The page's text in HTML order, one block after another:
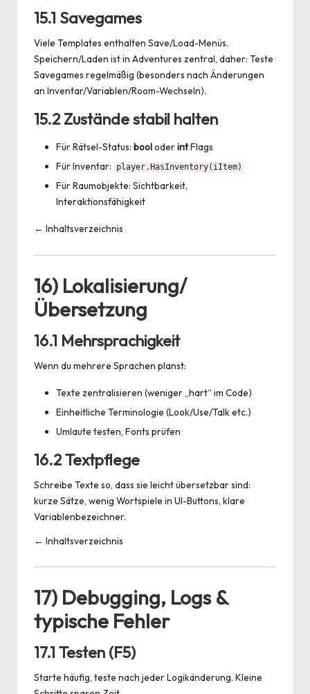
15.1 Savegames
Viele Templates enthalten Save/Load-Menüs.
Speichern/Laden ist in Adventures zentral, daher: Teste
Savegames regelmäßig (besonders nach Änderungen
an Inventar/Variablen/Room-Wechseln).
15.2 Zustände stabil halten
Für Rätsel-Status: booloderintFlags
Für Inventar:
player.HasInventory(iItem)
Für Raumobjekte: Sichtbarkeit,
Interaktionsfähigkeit
← Inhaltsverzeichnis
16) Lokalisierung/
Übersetzung
16.1 Mehrsprachigkeit
Wenn du mehrere Sprachen planst:
Texte zentralisieren (weniger „hart“ im Code)
Einheitliche Terminologie (Look/Use/Talk etc.)
Umlaute testen, Fonts prüfen
16.2 Textpflege
Schreibe Texte so, dass sie leicht übersetzbar sind:
kurze Sätze, wenig Wortspiele in UI-Buttons, klare
Variablenbezeichner.
← Inhaltsverzeichnis
17) Debugging, Logs &
typische Fehler
17.1 Testen (F5)
Starte häufig, teste nach jeder Logikänderung. Kleine